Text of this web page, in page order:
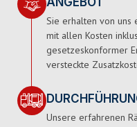
Sie erhalten von uns
mit allen Kosten
gesetzeskonformer
versteckte
Unsere erfahrenen